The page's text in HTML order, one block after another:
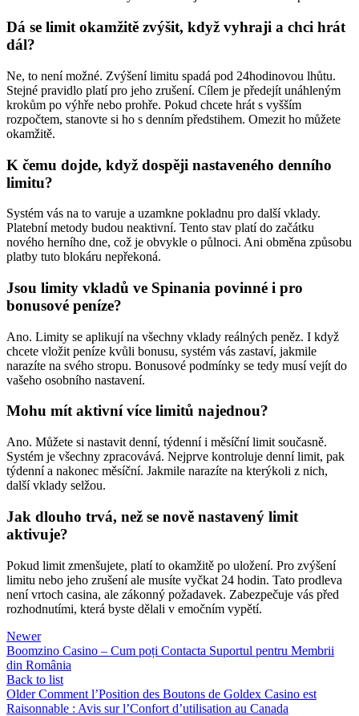
Dá se limit okamžitě zvýšit, když vyhraji a chci hrát
dál?
Ne, to není možné. Zvýšení limitu spadá pod 24hodinovou lhůtu.
Stejné pravidlo platí pro jeho zrušení. Cílem je předejít unáhleným
krokům po výhře nebo prohře. Pokud chcete hrát s vyšším
rozpočtem, stanovte si ho s denním předstihem. Omezit ho můžete
okamžitě.
K čemu dojde, když dospěji nastaveného denního
limitu?
Systém vás na to varuje a uzamkne pokladnu pro další vklady.
Platební metody budou neaktivní. Tento stav platí do začátku
nového herního dne, což je obvykle o půlnoci. Ani obměna způsobu
platby tuto blokáru nepřekoná.
Jsou limity vkladů ve Spinania povinné i pro
bonusové peníze?
Ano. Limity se aplikují na všechny vklady reálných peněz. I když
chcete vložit peníze kvůli bonusu, systém vás zastaví, jakmile
narazíte na svého stropu. Bonusové podmínky se tedy musí vejít do
vašeho osobního nastavení.
Mohu mít aktivní více limitů najednou?
Ano. Můžete si nastavit denní, týdenní i měsíční limit současně.
Systém je všechny zpracovává. Nejprve kontroluje denní limit, pak
týdenní a nakonec měsíční. Jakmile narazíte na kterýkoli z nich,
další vklady selžou.
Jak dlouho trvá, než se nově nastavený limit
aktivuje?
Pokud limit zmenšujete, platí to okamžitě po uložení. Pro zvýšení
limitu nebo jeho zrušení ale musíte vyčkat 24 hodin. Tato prodleva
není vrtoch casina, ale zákonný požadavek. Zabezpečuje vás před
rozhodnutími, která byste dělali v emočním vypětí.
Newer
Boomzino Casino – Cum poți Contacta Suportul pentru Membrii
din România
Back to list
Older Comment l’Position des Boutons de Goldex Casino est
Raisonnable : Avis sur l’Confort d’utilisation au Canada